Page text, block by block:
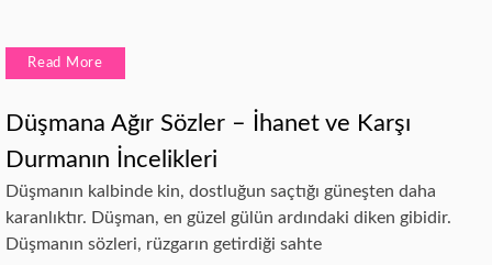
Read More
Düşmana Ağır Sözler – İhanet ve Karşı
Durmanın İncelikleri
Düşmanın kalbinde kin, dostluğun saçtığı güneşten daha
karanlıktır. Düşman, en güzel gülün ardındaki diken gibidir.
Düşmanın sözleri, rüzgarın getirdiği sahte